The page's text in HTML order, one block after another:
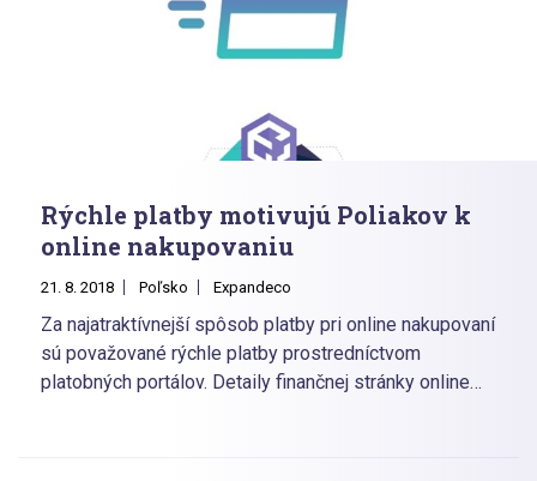
Rýchle platby motivujú Poliakov k
online nakupovaniu
21. 8. 2018 Poľsko Expandeco
Za najatraktívnejší spôsob platby pri online nakupovaní
sú považované rýchle platby prostredníctvom
platobných portálov. Detaily finančnej stránky online